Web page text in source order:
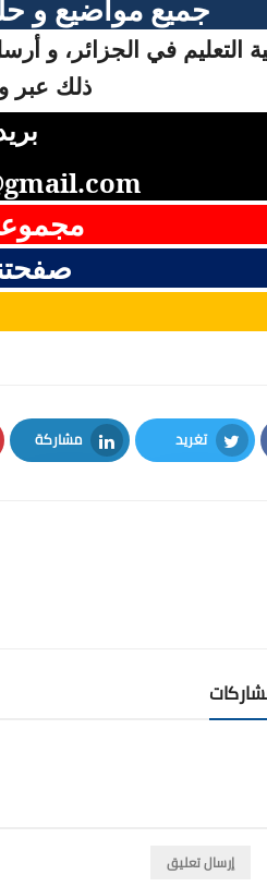
جميع مواضيع و
في الجزائر، و
ذلك عبر
تغريد
Twitter
مشاركة
LinkedIn
إرسال تعليق